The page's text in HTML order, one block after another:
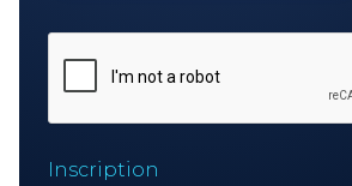
Inscription